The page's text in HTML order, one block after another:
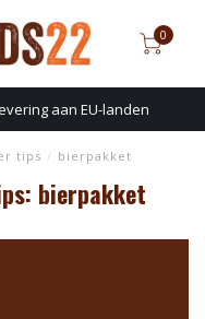
0
tips / bierpakket
bierpakket